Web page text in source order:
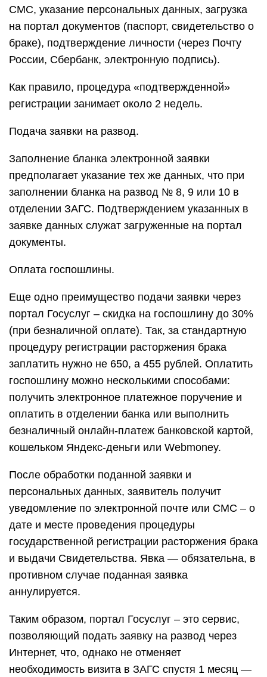
СМС, указание персональных данных, загрузка
на портал документов (паспорт, свидетельство о
браке), подтверждение личности (через Почту
России, Сбербанк, электронную подпись).
Как правило, процедура «подтвержденной»
регистрации занимает около 2 недель.
Подача заявки на развод.
Заполнение бланка электронной заявки
предполагает указание тех же данных, что при
заполнении бланка на развод № 8, 9 или 10 в
отделении ЗАГС. Подтверждением указанных в
заявке данных служат загруженные на портал
документы.
Оплата госпошлины.
Еще одно преимущество подачи заявки через
портал Госуслуг – скидка на госпошлину до 30%
(при безналичной оплате). Так, за стандартную
процедуру регистрации расторжения брака
заплатить нужно не 650, а 455 рублей. Оплатить
госпошлину можно несколькими способами:
получить электронное платежное поручение и
оплатить в отделении банка или выполнить
безналичный онлайн-платеж банковской картой,
кошельком Яндекс-деньги или Webmoney.
После обработки поданной заявки и
персональных данных, заявитель получит
уведомление по электронной почте или СМС – о
дате и месте проведения процедуры
государственной регистрации расторжения брака
и выдачи Свидетельства. Явка — обязательна, в
противном случае поданная заявка
аннулируется.
Таким образом, портал Госуслуг – это сервис,
позволяющий подать заявку на развод через
Интернет, что, однако не отменяет
необходимость визита в ЗАГС спустя 1 месяц —